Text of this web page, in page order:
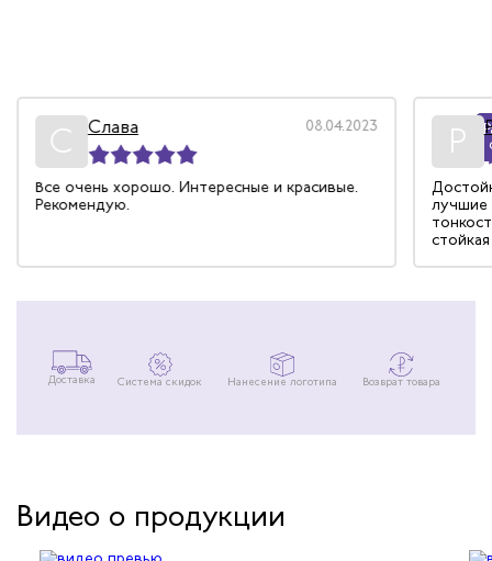
С Слава 08.04.2023
Все очень хорошо. Интересные и красивые.
Рекомендую.
Р
лучшие
Доставка Система скидок Нанесение логотипа Возврат товара
Видео о продукции